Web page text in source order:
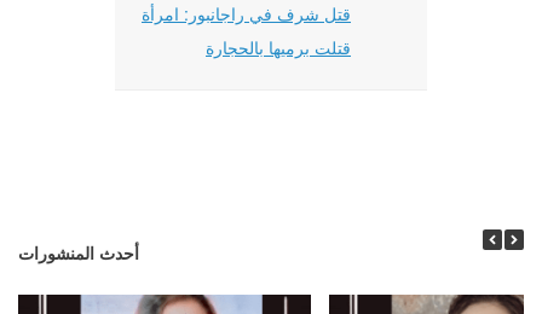
قتل شرف في راجانبور: امرأة
قتلت برميها بالحجارة
أحدث المنشورات